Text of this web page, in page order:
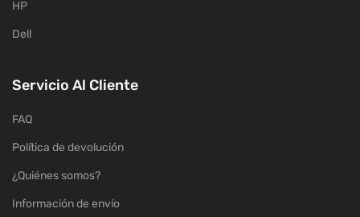
HP
Dell
Servicio Al Cliente
FAQ
Política de devolución
¿Quiénes somos?
Información de envío